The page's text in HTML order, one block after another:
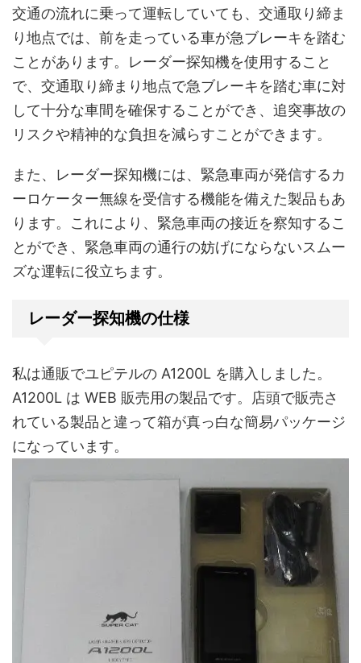
交通の流れに乗って運転していても、交通取り締ま
り地点では、前を走っている車が急ブレーキを踏む
ことがあります。レーダー探知機を使用すること
で、交通取り締まり地点で急ブレーキを踏む車に対
して十分な車間を確保することができ、追突事故の
リスクや精神的な負担を減らすことができます。
また、レーダー探知機には、緊急車両が発信するカ
ーロケーター無線を受信する機能を備えた製品もあ
ります。これにより、緊急車両の接近を察知するこ
とができ、緊急車両の通行の妨げにならないスムー
ズな運転に役立ちます。
レーダー探知機の仕様
私は通販でユピテルの A1200L を購入しました。
A1200L は WEB 販売用の製品です。店頭で販売さ
れている製品と違って箱が真っ白な簡易パッケージ
になっています。